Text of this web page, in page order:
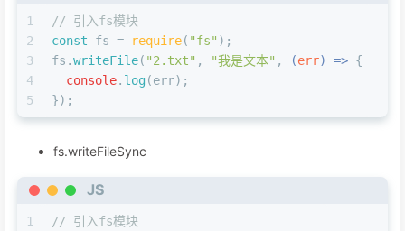
1
2
3
4
5
// 引入fs模块
const fs = require( "fs" );
fs.writeFile( "2.txt" , "我是文本" , (err) => {
console. log(err);
});
fs.writeFileSync
JS
1
// 引入fs模块